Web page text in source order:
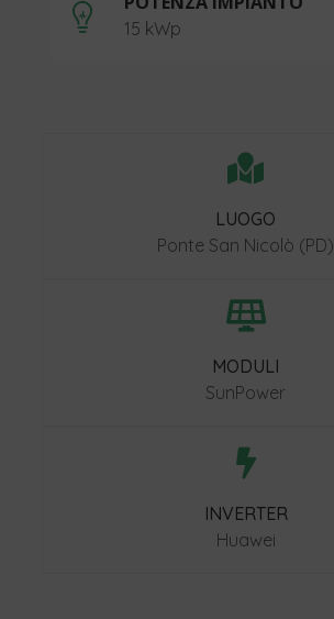
 15 kWp

LUOGO
Ponte San Nicolò (PD)

MODULI
SunPower

INVERTER
Huawei